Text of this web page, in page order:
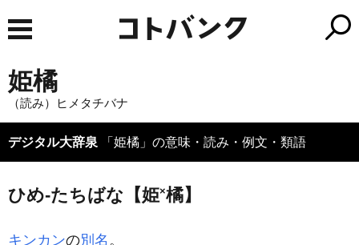
姫橘
（読み）ヒメタチバナ
デジタル大辞泉 「姫橘」の意味・読み・例文・類語
ひめ‐たちばな【姫×橘】
キンカンの別名 。